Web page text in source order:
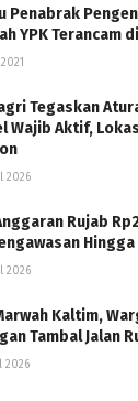
Penabrak
YPK Terancam
Tegaskan
Wajib Aktif,
2026
Rujab
2026
Kaltim,
Tambal Jalan
2026